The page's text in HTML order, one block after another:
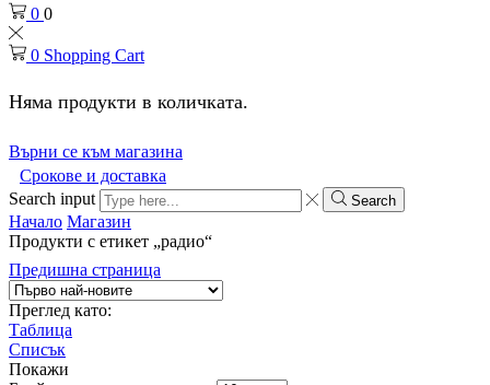
0 0
0 Shopping Cart
Няма продукти в количката.
Върни се към магазина
Срокове и доставка
Search input
Search
Начало Магазин
Продукти с етикет „радио“
Предишна страница
Преглед като:
Таблица
Списък
Покажи